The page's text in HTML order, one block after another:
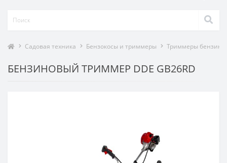
Садовая техника Бензокосы и триммеры Триммеры
БЕНЗИНОВЫЙ ТРИММЕР DDE GB26RD